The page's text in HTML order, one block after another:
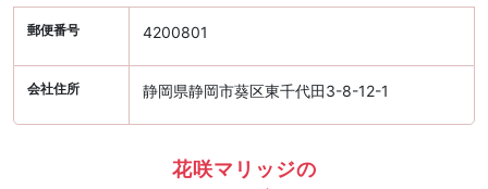
郵便番号 4200801
会社住所 静岡県静岡市葵区東千代田3-8-12-1
花咲マリッジの